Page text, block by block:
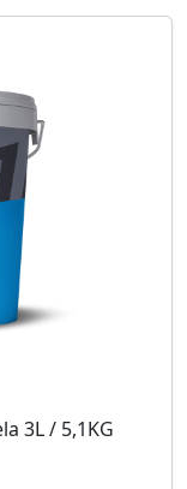
3L / 5,1KG